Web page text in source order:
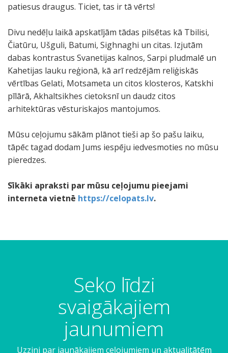
patiesus draugus. Ticiet, tas ir tā vērts!
Divu nedēļu laikā apskatījām tādas pilsētas kā Tbilisi,
Čiatūru, Ušguli, Batumi, Sighnaghi un citas. Izjutām
dabas kontrastus Svanetijas kalnos, Sarpi pludmalē un
Kahetijas lauku reģionā, kā arī redzējām reliģiskās
vērtības Gelati, Motsameta un citos klosteros, Katskhi
pīlārā, Akhaltsikhes cietoksnī un daudz citos
arhitektūras vēsturiskajos mantojumos.
Mūsu ceļojumu sākām plānot tieši ap šo pašu laiku,
tāpēc tagad dodam Jums iespēju iedvesmoties no mūsu
pieredzes.
Sīkāki apraksti par mūsu ceļojumu pieejami
interneta vietnē https://celopats.lv.
Seko līdzi
svaigākajiem
jaunumiem
Uzzini par jaunākajiem ceļojumiem un aktualitātēm